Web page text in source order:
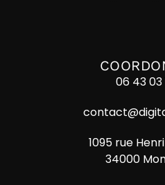
06 43
1095 rue
34000